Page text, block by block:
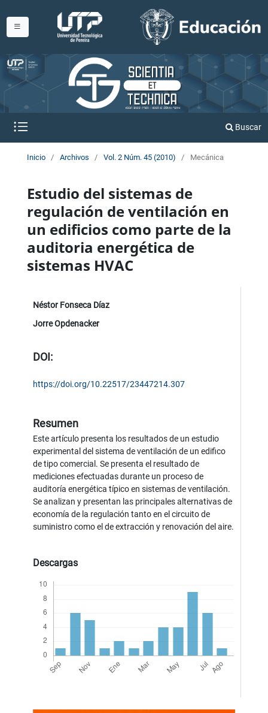
Buscar
Inicio / Archivos / Vol. 2 Núm. 45 (2010) / Mecánica
Estudio del sistemas de
regulación de ventilación en
un edificios como parte de la
auditoria energética de
sistemas HVAC
Néstor Fonseca Díaz
Jorre Opdenacker
DOI:
https://doi.org/10.22517/23447214.307
Resumen
Este artículo presenta los resultados de un estudio
experimental del sistema de ventilación de un edifico
de tipo comercial. Se presenta el resultado de
mediciones efectuadas durante un proceso de
auditoría energética típico en sistemas de ventilación.
Se analizan y presentan las principales alternativas de
economía de la regulación tanto en el circuito de
suministro como el de extracción y renovación del aire.
Descargas